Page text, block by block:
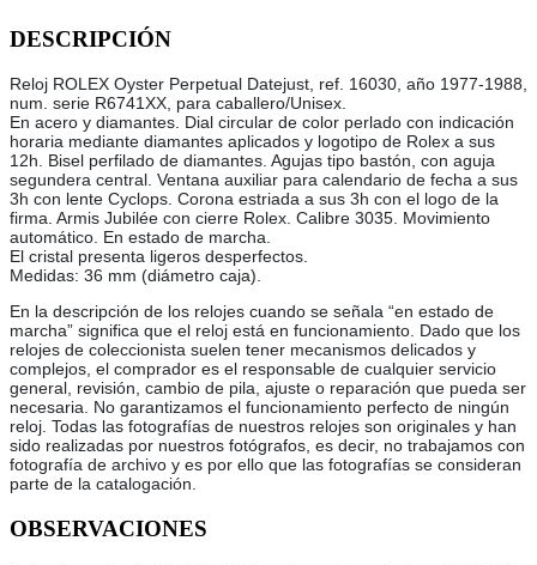
DESCRIPCIÓN
Reloj ROLEX Oyster Perpetual Datejust, ref. 16030, año 1977-1988,
num. serie R6741XX, para caballero/Unisex.
En acero y diamantes. Dial circular de color perlado con indicación
horaria mediante diamantes aplicados y logotipo de Rolex a sus
12h. Bisel perfilado de diamantes. Agujas tipo bastón, con aguja
segundera central. Ventana auxiliar para calendario de fecha a sus
3h con lente Cyclops. Corona estriada a sus 3h con el logo de la
firma. Armis Jubilée con cierre Rolex. Calibre 3035. Movimiento
automático. En estado de marcha.
El cristal presenta ligeros desperfectos.
Medidas: 36 mm (diámetro caja).
En la descripción de los relojes cuando se señala “en estado de
marcha” significa que el reloj está en funcionamiento. Dado que los
relojes de coleccionista suelen tener mecanismos delicados y
complejos, el comprador es el responsable de cualquier servicio
general, revisión, cambio de pila, ajuste o reparación que pueda ser
necesaria. No garantizamos el funcionamiento perfecto de ningún
reloj. Todas las fotografías de nuestros relojes son originales y han
sido realizadas por nuestros fotógrafos, es decir, no trabajamos con
fotografía de archivo y es por ello que las fotografías se consideran
parte de la catalogación.
OBSERVACIONES